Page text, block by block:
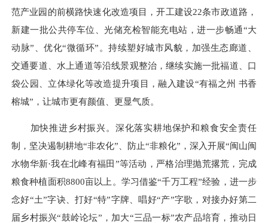
范产业园的前横路快速化改造项目，开工建设22条市政道路，
新建一批公共停车位、光储充检智能充电站，进一步畅通“大
动脉”、优化“微循环”。持续塑好城市风貌，加强生态廊道、
交通要道、水上通道等沿线景观整治，继续实施一批福道、口
袋公园、立体绿化等改造提升项目，融入建设“有福之州 书香
榕城”，让城市更有颜值、更显气质。
加快推进乡村振兴。深化落实耕地保护和粮食安全责任
制，坚决遏制耕地“非农化”、防止“非粮化”，深入开展“闽山闽
水物华新·我在北峰有福田”等活动，严格治理抛荒撂荒，完成
粮食种植面积8800亩以上。学习借鉴“千万工程”经验，进一步
念好“土”字诀、打好“特”字牌、唱好“产”字歌，对接办好第二
届乡村振兴“鼓岭论坛”，加大“三品一标”农产品培育，推动日